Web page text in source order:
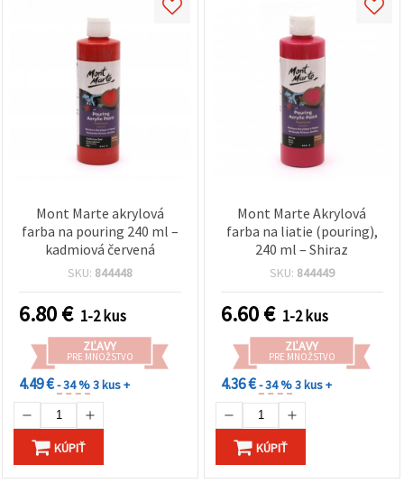
Mont Marte akrylová
farba na pouring 240 ml –
kadmiová červená
SKU: 844448
6.80€ 1-2 kus
ZĽAVY
PRE MNOŽSTVO
4.49 €- 34 %3 kus +
KÚPIŤ
Mont Marte Akrylová
farba na liatie (pouring),
240 ml – Shiraz
SKU: 844449
6.60€ 1-2 kus
ZĽAVY
PRE MNOŽSTVO
4.36 €- 34 %3 kus +
KÚPIŤ